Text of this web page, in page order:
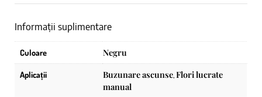
Informații suplimentare
Culoare Negru
Aplicații Buzunare ascunse Flori lucrate
manual